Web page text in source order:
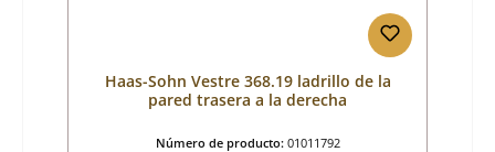
Haas-Sohn Vestre 368.19 ladrillo de la
pared trasera a la derecha
Número de producto: 01011792